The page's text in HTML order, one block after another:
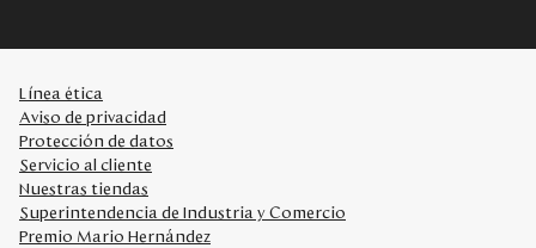
Línea ética
Aviso de privacidad
Protección de datos
Servicio al cliente
Nuestras tiendas
Superintendencia de Industria y Comercio
Premio Mario Hernández